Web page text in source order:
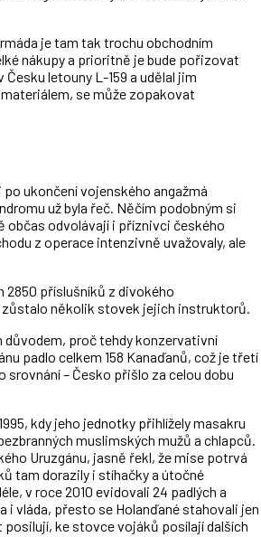
je tam tak trochu obchodním
nákupy a prioritně je bude pořizovat
letouny L-159 a udělal jim
se může zopakovat
ukončení vojenského angažmá
už byla řeč. Něčím podobným si
občas odvolávají i příznivci českého
z operace intenzivně uvažovaly, ale
2850 příslušníků z divokého
zůstalo několik stovek jejich instruktorů.
důvodem, proč tehdy konzervativní
padlo celkem 158 Kanaďanů, což je třetí
srovnání – Česko přišlo za celou dobu
kdy jeho jednotky přihlížely masakru
muslimských mužů a chlapců.
Uruzgánu, jasně řekl, že mise potrvá
tam dorazily i stíhačky a útočné
v roce 2010 evidovali 24 padlých a
i vláda, přesto se Holanďané stahovali jen
ke stovce vojáků posílají dalších